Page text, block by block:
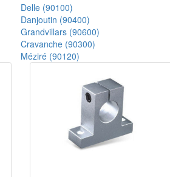
Delle (90100)
Danjoutin (90400)
Grandvillars (90600)
Cravanche (90300)
Méziré (90120)